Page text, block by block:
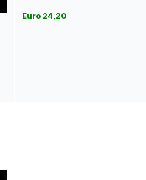
Euro 24,20